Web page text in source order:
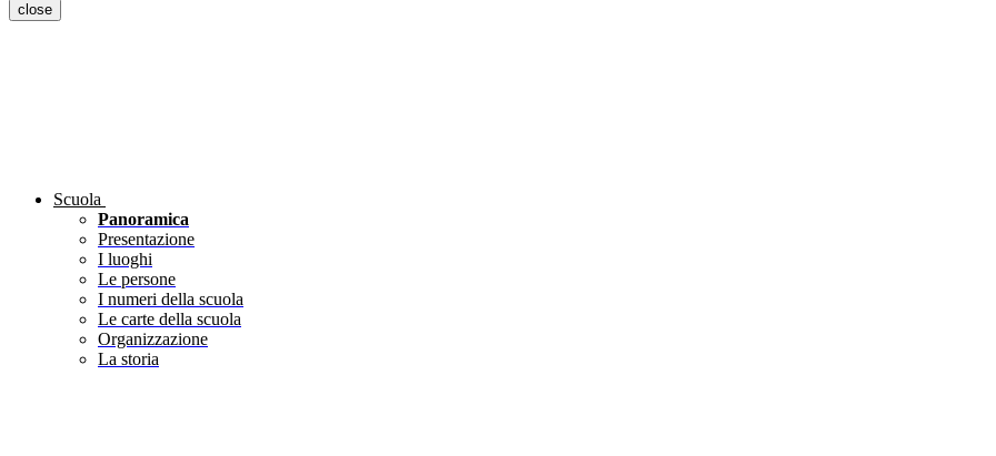
close
Scuola
Panoramica
Presentazione
I luoghi
Le persone
I numeri della scuola
Le carte della scuola
Organizzazione
La storia